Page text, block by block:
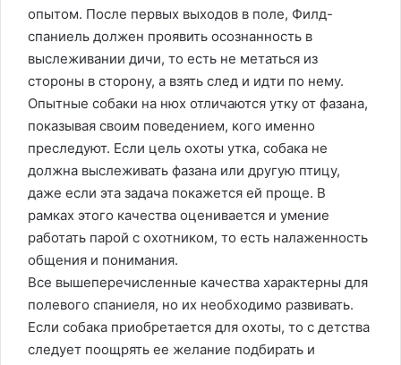
опытом. После первых выходов в поле, Филд-
спаниель должен проявить осознанность в
выслеживании дичи, то есть не метаться из
стороны в сторону, а взять след и идти по нему.
Опытные собаки на нюх отличаются утку от фазана,
показывая своим поведением, кого именно
преследуют. Если цель охоты утка, собака не
должна выслеживать фазана или другую птицу,
даже если эта задача покажется ей проще. В
рамках этого качества оценивается и умение
работать парой с охотником, то есть налаженность
общения и понимания.
Все вышеперечисленные качества характерны для
полевого спаниеля, но их необходимо развивать.
Если собака приобретается для охоты, то с детства
следует поощрять ее желание подбирать и